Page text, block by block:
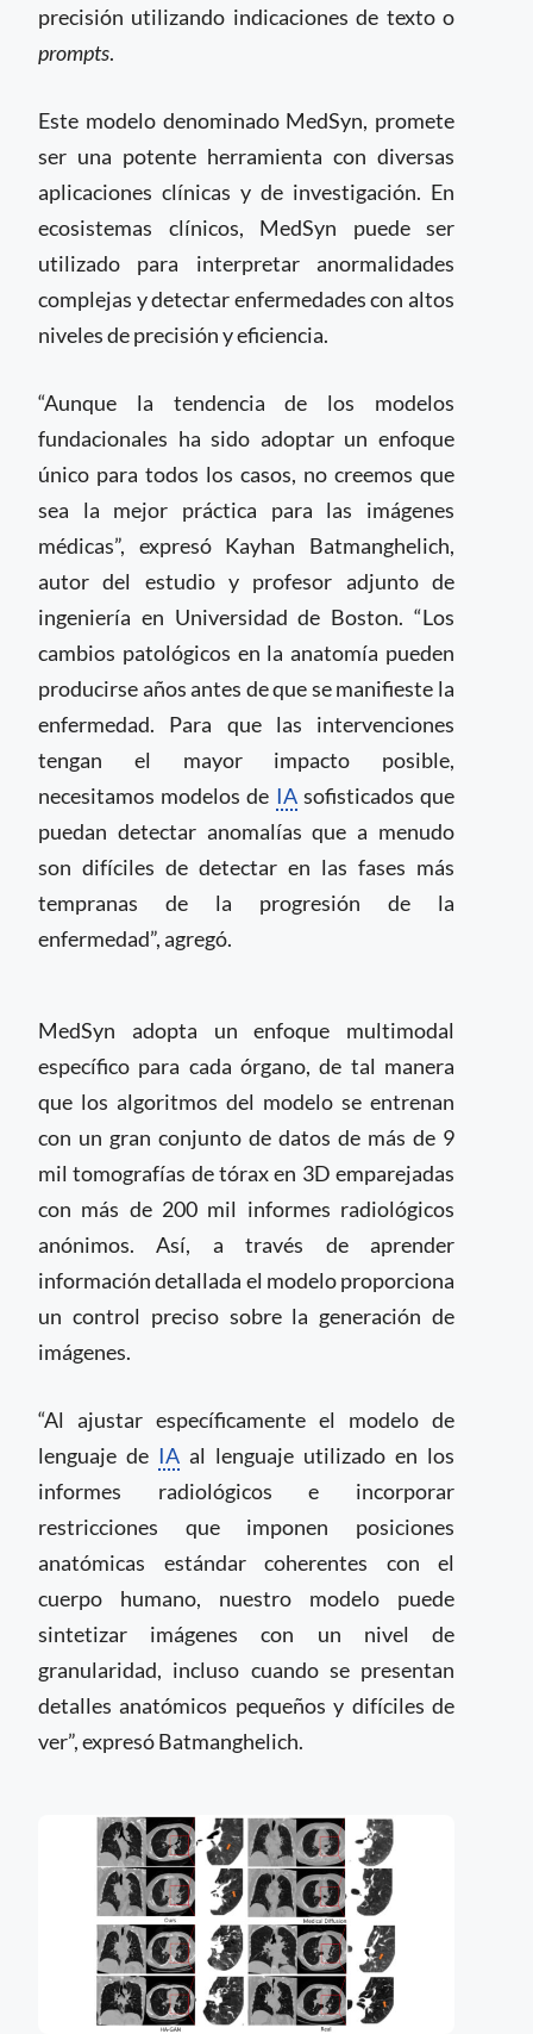
precisión utilizando indicaciones de texto o
prompts.
Este modelo denominado MedSyn, promete
ser una potente herramienta con diversas
aplicaciones clínicas y de investigación. En
ecosistemas clínicos, MedSyn puede ser
utilizado para interpretar anormalidades
complejas y detectar enfermedades con altos
niveles de precisión y eficiencia.
“Aunque la tendencia de los modelos
fundacionales ha sido adoptar un enfoque
único para todos los casos, no creemos que
sea la mejor práctica para las imágenes
médicas”, expresó Kayhan Batmanghelich,
autor del estudio y profesor adjunto de
ingeniería en Universidad de Boston. “Los
cambios patológicos en la anatomía pueden
producirse años antes de que se manifieste la
enfermedad. Para que las intervenciones
tengan el mayor impacto posible,
necesitamos modelos de IAsofisticados que
puedan detectar anomalías que a menudo
son difíciles de detectar en las fases más
tempranas de la progresión de la
enfermedad”, agregó.
MedSyn adopta un enfoque multimodal
específico para cada órgano, de tal manera
que los algoritmos del modelo se entrenan
con un gran conjunto de datos de más de 9
mil tomografías de tórax en 3D emparejadas
con más de 200 mil informes radiológicos
anónimos. Así, a través de aprender
información detallada el modelo proporciona
un control preciso sobre la generación de
imágenes.
“Al ajustar específicamente el modelo de
lenguaje de IA al lenguaje utilizado en los
informes radiológicos e incorporar
restricciones que imponen posiciones
anatómicas estándar coherentes con el
cuerpo humano, nuestro modelo puede
sintetizar imágenes con un nivel de
granularidad, incluso cuando se presentan
detalles anatómicos pequeños y difíciles de
ver”, expresó Batmanghelich.